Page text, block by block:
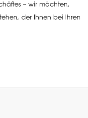
– wir möchten,
der Ihnen bei Ihren